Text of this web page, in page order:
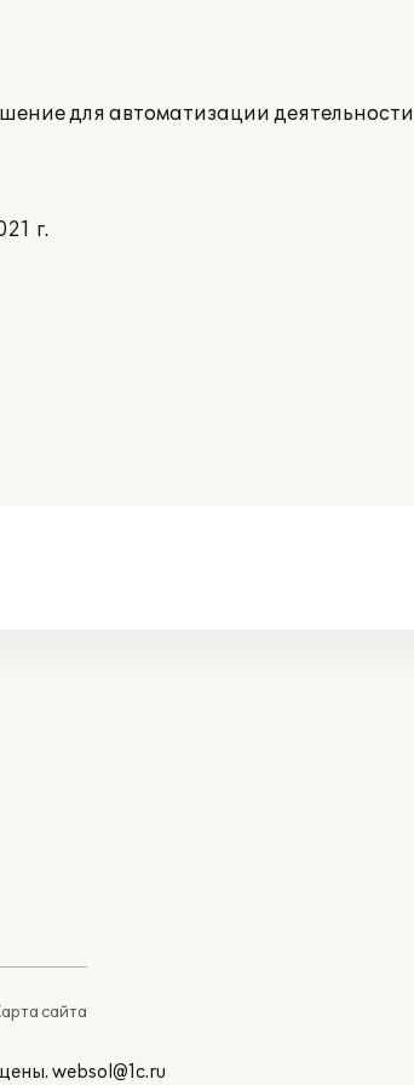
для автоматизации
г.
сайта
websol@1c.ru